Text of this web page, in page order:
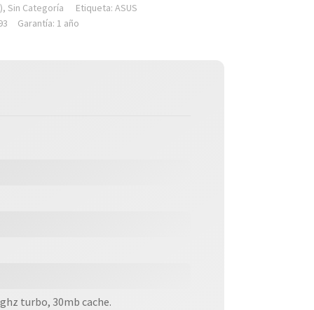
, Sin Categoría Etiqueta: ASUS
Garantía: 1 año
turbo, 30mb cache.